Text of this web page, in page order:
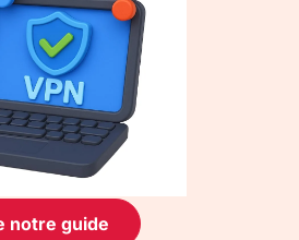
notre guide